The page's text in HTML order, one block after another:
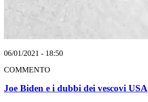
06/01/2021 - 18:50
COMMENTO
Joe Biden e i dubbi dei vescovi USA